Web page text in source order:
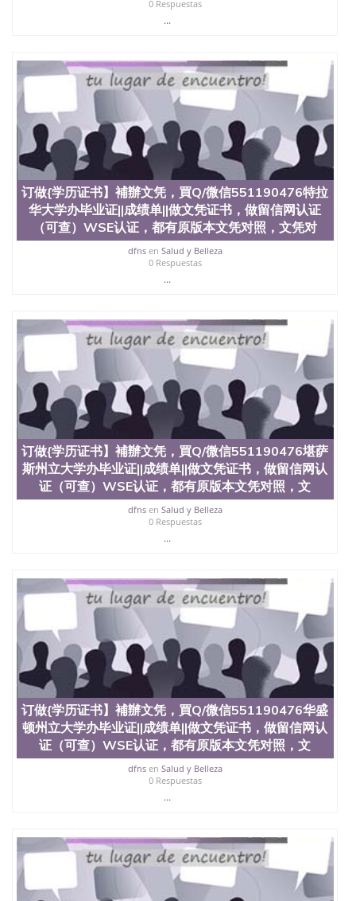
0 Respuestas
...
订做{学历证书】補辦文凭，買Q/微信551190476特拉
华大学办毕业证||成绩单||做文凭证书，做留信网认证
（可查）WSE认证，都有原版本文凭对照，文凭对
dfnsen Salud y Belleza
0 Respuestas
...
订做{学历证书】補辦文凭，買Q/微信551190476堪萨
斯州立大学办毕业证||成绩单||做文凭证书，做留信网认
证（可查）WSE认证，都有原版本文凭对照，文
dfnsen Salud y Belleza
0 Respuestas
...
订做{学历证书】補辦文凭，買Q/微信551190476华盛
顿州立大学办毕业证||成绩单||做文凭证书，做留信网认
证（可查）WSE认证，都有原版本文凭对照，文
dfnsen Salud y Belleza
0 Respuestas
...